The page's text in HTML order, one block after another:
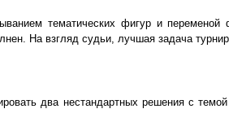
тематических фигур и
На взгляд судьи, лучшая задача
два нестандартных решения с